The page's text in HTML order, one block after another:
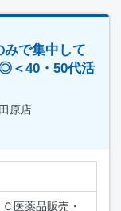
みで集中して
＜40・50代活
原店
医薬品販売・